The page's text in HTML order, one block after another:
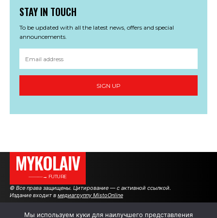
STAY IN TOUCH
To be updated with all the latest news, offers and special
announcements.
SIGN UP
MYKOLAIV
———→ FUTURE
© Все права защищены. Цитирование — с активной ссылкой.
Издание входит в медиагруппу MistoOnline
Мы используем куки для наилучшего представления